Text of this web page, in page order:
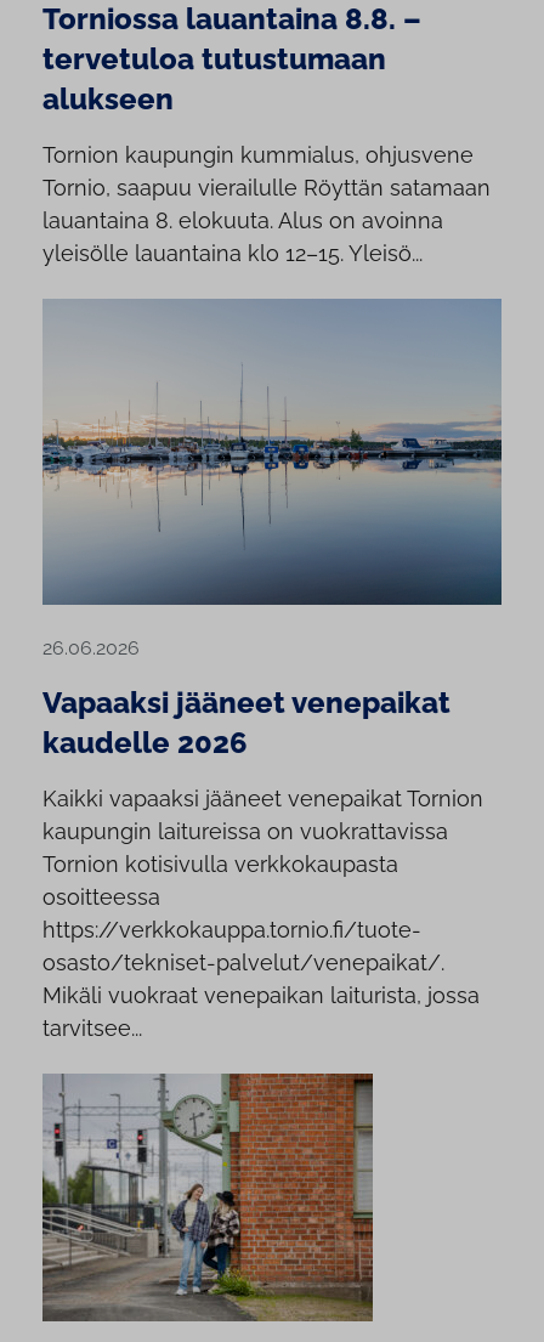
Torniossa lauantaina 8.8. –
tervetuloa tutustumaan
alukseen
Tornion kaupungin kummialus, ohjusvene
Tornio, saapuu vierailulle Röyttän satamaan
lauantaina 8. elokuuta. Alus on avoinna
yleisölle lauantaina klo 12–15. Yleisö...
26.06.2026
Vapaaksi jääneet venepaikat
kaudelle 2026
Kaikki vapaaksi jääneet venepaikat Tornion
kaupungin laitureissa on vuokrattavissa
Tornion kotisivulla verkkokaupasta
osoitteessa
https://verkkokauppa.tornio.fi/tuote-
osasto/tekniset-palvelut/venepaikat/.
Mikäli vuokraat venepaikan laiturista, jossa
tarvitsee...